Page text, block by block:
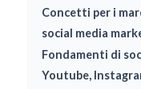
Concetti per i
social media
Fondamenti di
Youtube,